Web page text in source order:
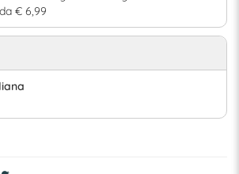
€ 6,99